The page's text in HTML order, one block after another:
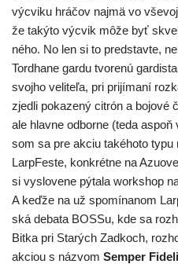
výcvi­ku hrá­čov naj­mä vo
že taký­to výcvik môže byť
né­ho. No len si to pred­stav­te,
Tordhane gar­du tvo­re­nú
svoj­ho veli­te­ľa, pri pri­jí­ma­ní
zjed­li poka­ze­ný cit­rón a bojo­vé
ale hlav­ne odbor­ne (teda
som sa pre akciu také­ho­to typu
LarpFeste, kon­krét­ne na
si vyslo­ve­ne pýta­la works­hop
A keď­že na už spo­mí­na­nom
ská deba­ta BOSSu, kde sa
Bitka pri Starých Zadkoch,
akci­ou s náz­vom Semper